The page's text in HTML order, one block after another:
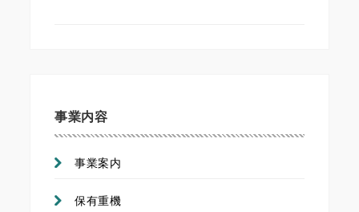
事業内容
事業案内
保有重機